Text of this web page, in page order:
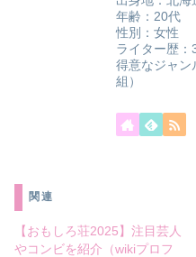
年齢：20代
性別：女性
ライター歴：
得意なジャン
組）
関連
【おもしろ荘2025】注目芸人
やコンビを紹介（wikiプロフ